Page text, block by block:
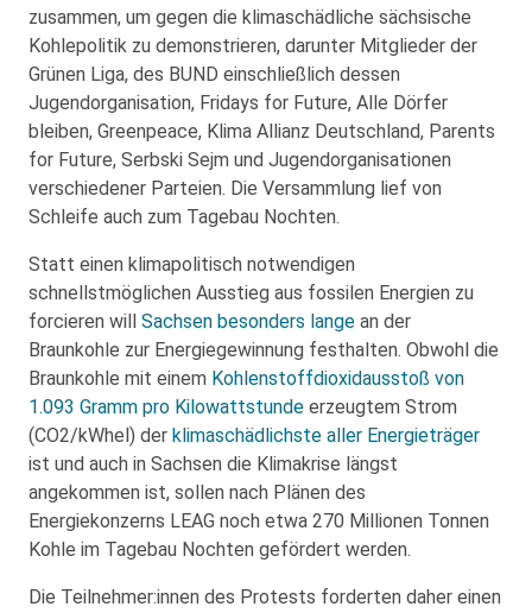
zusammen, um gegen die klimaschädliche sächsische
Kohlepolitik zu demonstrieren, darunter Mitglieder der
Grünen Liga, des BUND einschließlich dessen
Jugendorganisation, Fridays for Future, Alle Dörfer
bleiben, Greenpeace, Klima Allianz Deutschland, Parents
for Future, Serbski Sejm und Jugendorganisationen
verschiedener Parteien. Die Versammlung lief von
Schleife auch zum Tagebau Nochten.
Statt einen klimapolitisch notwendigen
schnellstmöglichen Ausstieg aus fossilen Energien zu
forcieren will Sachsen besonders lange an der
Braunkohle zur Energiegewinnung festhalten. Obwohl die
Braunkohle mit einem Kohlenstoffdioxidausstoß von
1.093 Gramm pro Kilowattstunde erzeugtem Strom
(CO2/kWhel) der klimaschädlichste aller Energieträger
ist und auch in Sachsen die Klimakrise längst
angekommen ist, sollen nach Plänen des
Energiekonzerns LEAG noch etwa 270 Millionen Tonnen
Kohle im Tagebau Nochten gefördert werden.
Die Teilnehmer:innen des Protests forderten daher einen